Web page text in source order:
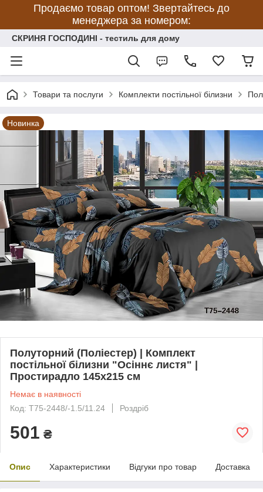
Продаємо товар оптом! Звертайтесь до
менеджера за номером:
СКРИНЯ ГОСПОДИНІ - тестиль для дому
Товари та послуги Комплекти постільної білизни
Новинка
Полуторний (Поліестер) | Комплект
постільної білизни "Осіннє листя" |
Простирадло 145х215 см
Немає в наявності
Код: T75-2448/-1.5/11.24
Роздріб
501 ₴
Опис Характеристики Відгуки про товар Доставка